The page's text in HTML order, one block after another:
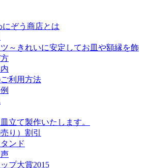
にぞう商店とは
ツ～きれいに安定してお皿や額縁を飾
利用方法
立て製作いたします。
り）割引
ンド
プ大賞2015